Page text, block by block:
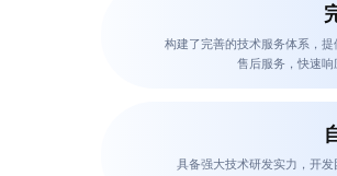
构建了完善的技术服务体系，
售后服务，快速响
具备强大技术研发实力，开